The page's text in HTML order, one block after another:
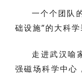
一个个团队
础设施”的大科学
走进武汉喻
强磁场科学中心